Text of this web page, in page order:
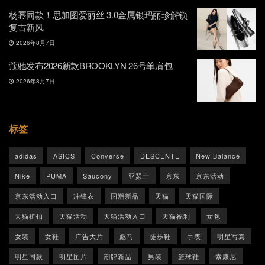
杨幂同款！思加图爱丽丝 3.0金属银玛丽珍解锁
复古新风
2026年8月7日
蔻驰发布2026新款BROOKLYN 26号单肩包
2026年8月7日
标签
adidas ASICS Converse DESCENTE New Balance
Nike PUMA Saucony 亚瑟士 京东 京东活动
京东活动入口 冲锋衣 国潮新品 天猫 天猫国际
天猫折扣 天猫活动 天猫活动入口 天猫福利 女包
女装 女鞋 广告大片 彪马 徒步鞋 手表 明星写真
明星同款 明星图片 潮牌新品 男装 篮球鞋 索康尼